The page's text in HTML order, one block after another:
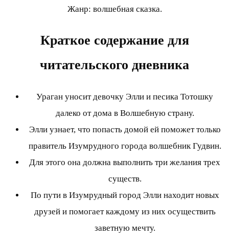
Жанр: волшебная сказка.
Краткое содержание для
читательского дневника
Ураган уносит девочку Элли и песика Тотошку
далеко от дома в Волшебную страну.
Элли узнает, что попасть домой ей поможет только
правитель Изумрудного города волшебник Гудвин.
Для этого она должна выполнить три желания трех
существ.
По пути в Изумрудный город Элли находит новых
друзей и помогает каждому из них осуществить
заветную мечту.